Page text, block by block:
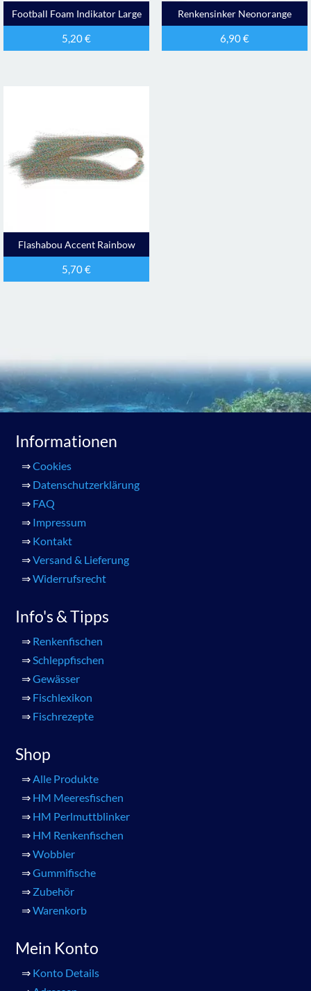
Football Foam Indikator Large
5,20€
Renkensinker Neonorange
6,90€
Flashabou Accent Rainbow
5,70€
Informationen
⇒Cookies
⇒ Datenschutzerklärung
⇒ FAQ
⇒ Impressum
⇒ Kontakt
⇒Versand & Lieferung
⇒Widerrufsrecht
Info's & Tipps
⇒ Renkenfischen
⇒Schleppfischen
⇒Gewässer
⇒ Fischlexikon
⇒ Fischrezepte
Shop
⇒Alle Produkte
⇒ HM Meeresfischen
⇒ HM Perlmuttblinker
⇒ HM Renkenfischen
⇒Wobbler
⇒Gummifische
⇒ Zubehör
⇒Warenkorb
Mein Konto
⇒ Konto Details